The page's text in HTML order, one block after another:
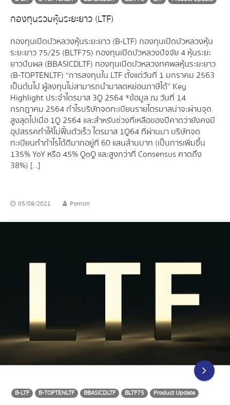
กองทุนรวมหุ้นระยะยาว (LTF)
กองทุนเปิดบัวหลวงหุ้นระยะยาว (B-LTF) กองทุนเปิดบัวหลวงหุ้น
ระยะยาว 75/25 (BLTF75) กองทุนเปิดบัวหลวงปัจจัย 4 หุ้นระยะ
ยาวปันผล (BBASICDLTF) กองทุนเปิดบัวหลวงทศพลหุ้นระยะยาว
(B-TOPTENLTF) “การลงทุนใน LTF ตั้งแต่วันที่ 1 มกราคม 2563
เป็นต้นไป ผู้ลงทุนไม่สามารถนำมาลดหย่อนภาษีได้” Key
Highlight ประจำไตรมาส 3Q 2564 *ข้อมูล ณ วันที่ 14
กรกฎาคม 2564 กำไรบริษัทจดทะเบียนรายไตรมาสน่าจะผ่านจุด
สูงสุดไปเมื่อ 1Q 2564 และสำหรับช่วงที่เหลือของปีคาดว่ายังคงมี
อุปสรรคทำให้ไม่ฟื้นตัวเร็ว ไตรมาส 1Q64 ที่ผ่านมา บริษัทจด
ทะเบียนทำกำไรได้ดีมากอยู่ที่ 60 แสนล้านบาท (เป็นการเพิ่มขึ้น
135% YoY หรือ 45% QoQ และสูงกว่าที่ Consensus คาดถึง
38%) […]
05/08/2021 Pornsin
B-LTF B-TOPTENLTF BBASICDLTF BLTF75 Product Update